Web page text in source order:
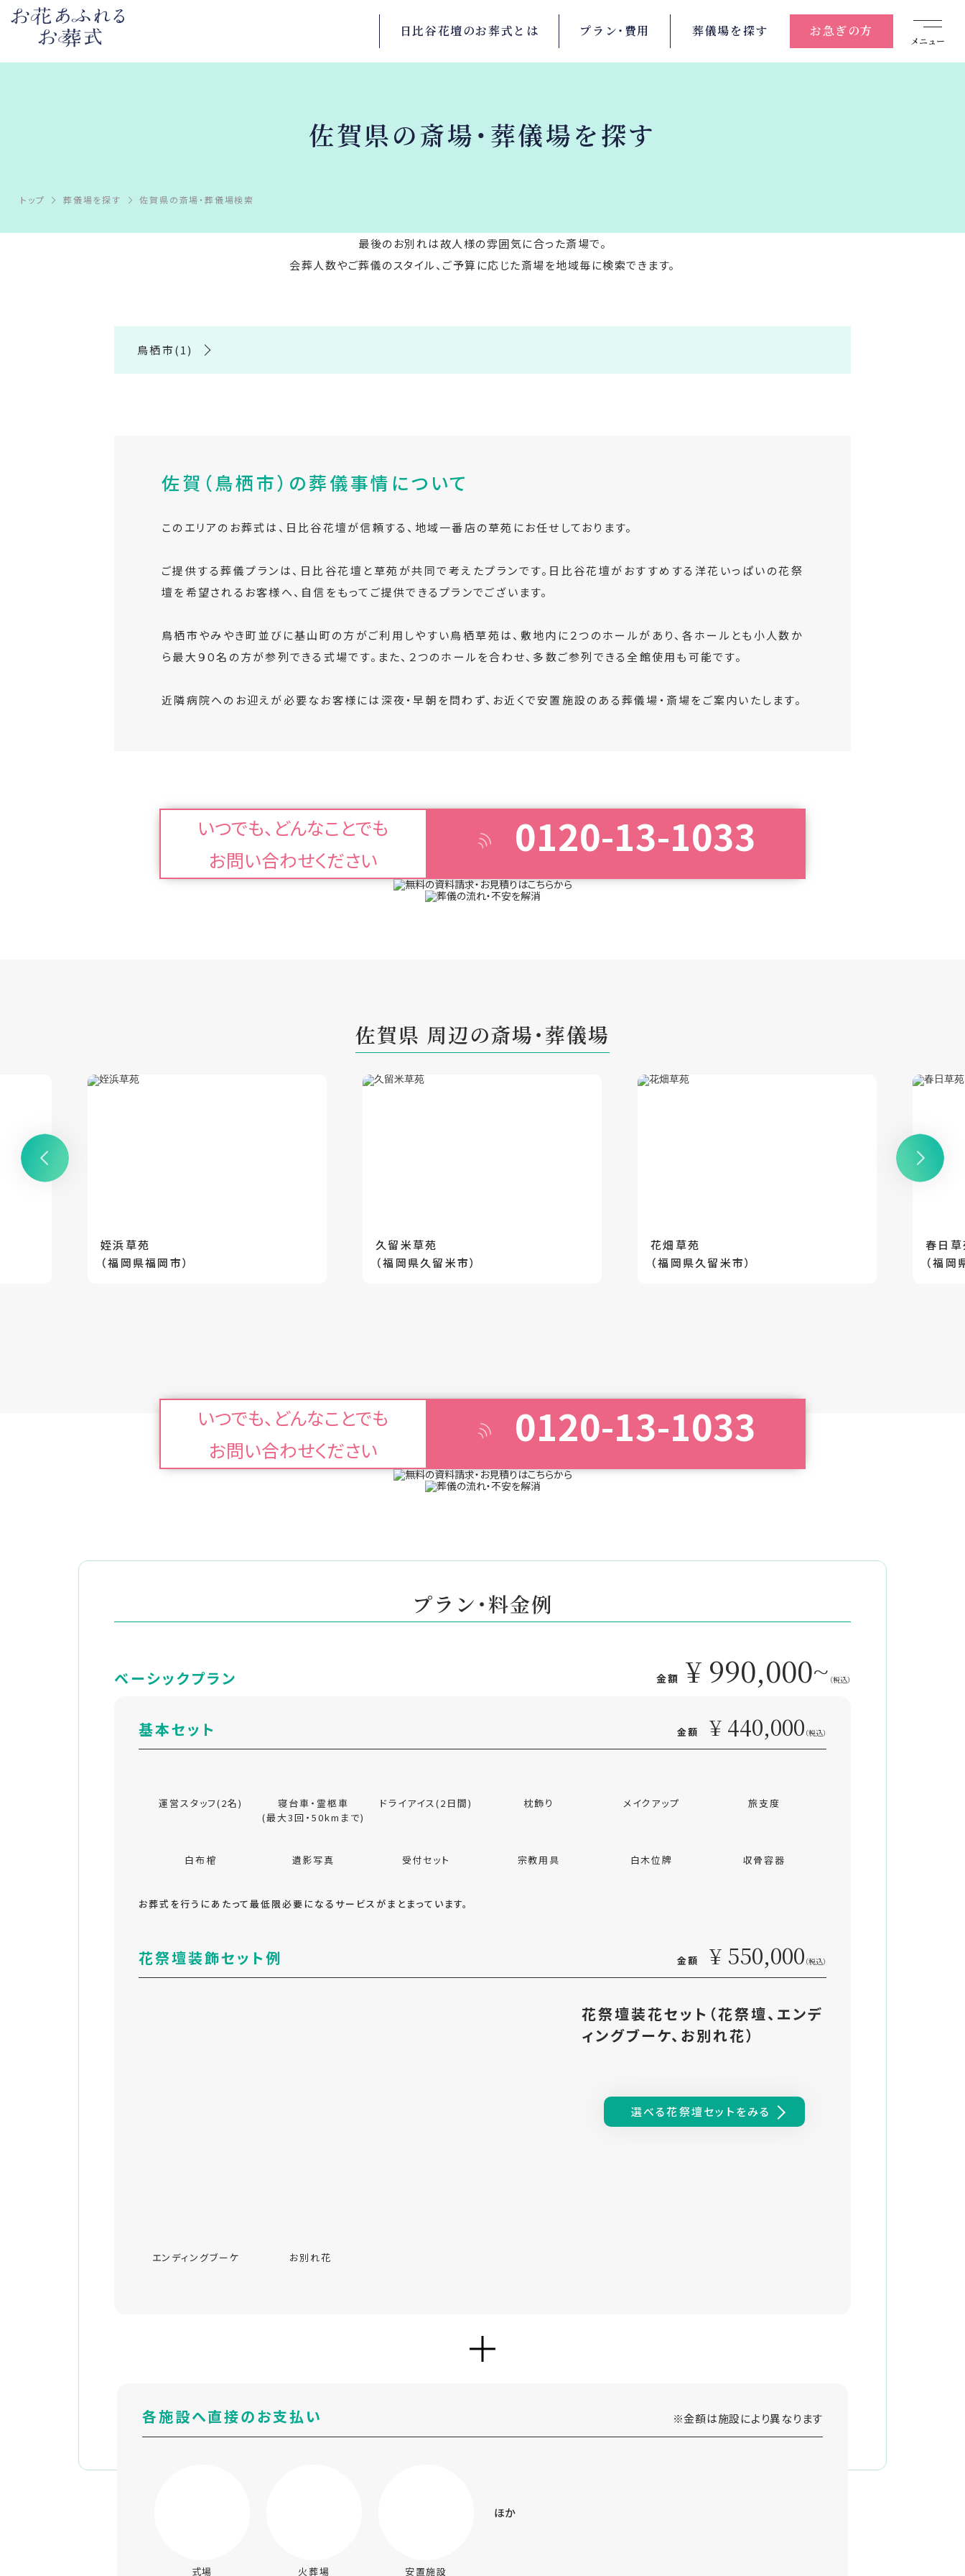
メニュー
日比谷花壇のお葬式とは プラン・ 費用 葬儀場を探す お急ぎの方
佐賀県の斎場・葬儀場を探す
トップ 葬儀場を探す 佐賀県の斎場・葬儀場検索
最後のお別れは故人様の雰囲気に合った斎場で。
会葬人数やご葬儀のスタイル、ご予算に応じた斎場を地域毎に検索できます。
鳥栖市(1)
佐賀（鳥栖市）の葬儀事情について
このエリアのお葬式は、日比谷花壇が信頼する、地域一番店の草苑にお任せしております。
ご提供する葬儀プランは、日比谷花壇と草苑が共同で考えたプランです。日比谷花壇がおすすめする洋花いっぱいの花祭
壇を希望されるお客様へ、自信をもってご提供できるプランでございます。
鳥栖市やみやき町並びに基山町の方がご利用しやすい鳥栖草苑は、敷地内に２つのホールがあり、各ホールとも小人数か
ら最大９０名の方が参列できる式場です。また、２つのホールを合わせ、多数ご参列できる全館使用も可能です。
近隣病院へのお迎えが必要なお客様には深夜・早朝を問わず、お近くで安置施設のある葬儀場・斎場をご案内いたします。
いつでも、どんなことでも
お問い合わせください
0120-13-1033
佐賀県 周辺の斎場・葬儀場
姪浜草苑
（福岡県福岡市）
久留米草苑
（福岡県久留米市）
花畑草苑
（福岡県久留米市）
春日
（福岡
いつでも、どんなことでも
お問い合わせください
0120-13-1033
プラン・料金例
ベーシックプラン 金額 ¥ 990,000~ （税込）
基本セット 金額 ¥ 440,000 （税込）
運営スタッフ(2名)
寝台車・霊柩車
(最大3回・50kmまで)
ドライアイス(2日間) 枕飾り メイクアップ 旅支度
白布棺 遺影写真 受付セット 宗教用具 白木位牌 収骨容器
お葬式を行うにあたって最低限必要になるサービスがまとまっています。
花祭壇装飾セット例 金額 ¥ 550,000 （税込）
花祭壇装花セット（花祭壇、エンデ
ィングブーケ、お別れ花）
選べる花祭壇セットをみる
エンディングブーケ お別れ花
各施設へ直接のお支払い ※金額は施設により異なります
式場 火葬場 安置施設
ほか